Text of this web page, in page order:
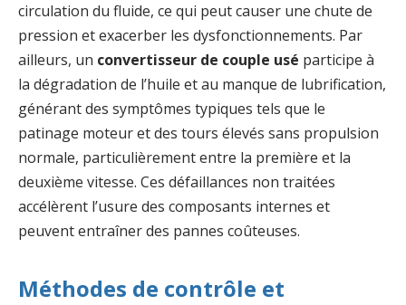
circulation du fluide, ce qui peut causer une chute de
pression et exacerber les dysfonctionnements. Par
ailleurs, un convertisseur de couple usé participe à
la dégradation de l’huile et au manque de lubrification,
générant des symptômes typiques tels que le
patinage moteur et des tours élevés sans propulsion
normale, particulièrement entre la première et la
deuxième vitesse. Ces défaillances non traitées
accélèrent l’usure des composants internes et
peuvent entraîner des pannes coûteuses.
Méthodes de contrôle et